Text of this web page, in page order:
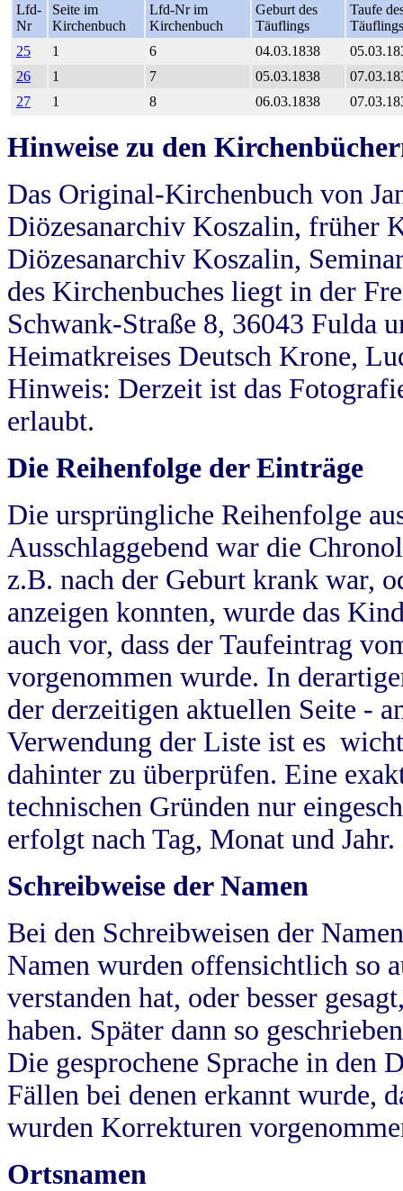
Lfd-
Nr
Seite im
Kirchenbuch
Lfd-Nr im
Kirchenbuch
Geburt des
Täuflings
Taufe
Täuflings
25
1 6 04.03.1838
26
1 7 05.03.1838
27
1 8 06.03.1838
Hinweise zu den
Das Original-Kirchenbuch von
Diözesanarchiv Koszalin, früher
Diözesanarchiv Koszalin,
des Kirchenbuches liegt in der
Schwank-Straße 8, 36043 Fulda
Heimatkreises Deutsch Krone,
Hinweis: Derzeit ist das
erlaubt.
Die Reihenfolge der Einträge
Die ursprüngliche Reihenfolge
Ausschlaggebend war die
z.B. nach der Geburt krank war,
anzeigen konnten, wurde das
auch vor, dass der Taufeintrag
vorgenommen wurde. In
der derzeitigen aktuellen Seite -
Verwendung der Liste ist es
dahinter zu überprüfen. Eine
technischen Gründen nur
erfolgt nach Tag, Monat und Jahr.
Schreibweise der Namen
Bei den Schreibweisen der
Namen wurden offensichtlich so
verstanden hat, oder besser
haben. Später dann so
Die gesprochene Sprache in
Fällen bei denen erkannt wurde,
wurden Korrekturen
Ortsnamen